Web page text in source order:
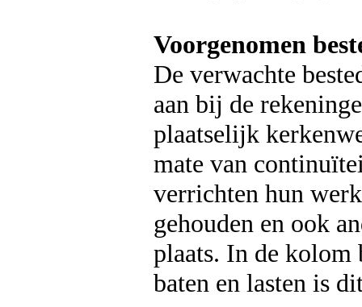
Voorgenomen
De verwachte
aan bij de
plaatselijk
mate van
verrichten hun
gehouden en ook
plaats. In de kolom
baten en lasten is